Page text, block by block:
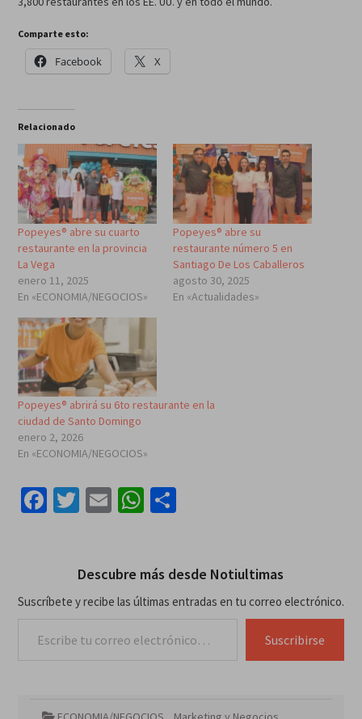
Comparte esto:
Facebook X
Relacionado
Popeyes® abre su cuarto
restaurante en la provincia
La Vega
enero 11, 2025
En «ECONOMIA/NEGOCIOS»
Popeyes® abre su
restaurante número 5 en
Santiago De Los Caballeros
agosto 30, 2025
En «Actualidades»
Popeyes® abrirá su 6to restaurante en la
ciudad de Santo Domingo
enero 2, 2026
En «ECONOMIA/NEGOCIOS»
Facebook
Twitter
EmailWhatsApp
Compartir
Descubre más desde Notiultimas
Suscríbete y recibe las últimas entradas en tu correo electrónico.
Suscribirse